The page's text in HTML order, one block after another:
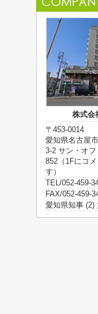
株式会
〒453-0014
愛知県名古屋
3-2 サン・オ
852（1Fにコ
す）
TEL/052-459-
FAX/052-459-
愛知県知事 (2)